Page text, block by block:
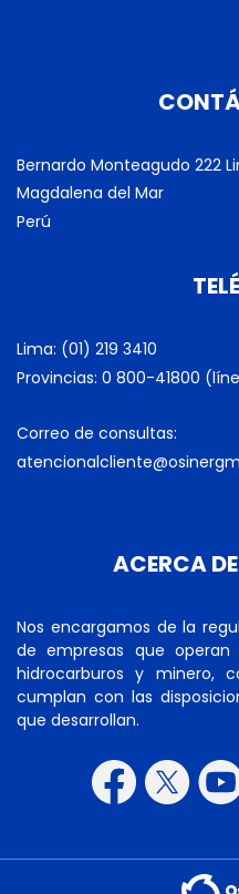
Bernardo Monteagudo 222
Magdalena del Mar
Perú
Lima: (01) 219 3410
Provincias: 0 800-41800
Correo de consultas:
ACERCA
Nos encargamos de la
de empresas que
hidrocarburos y minero,
cumplan con las
que desarrollan.